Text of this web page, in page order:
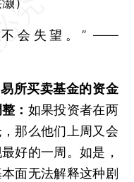
会失望。” ——
所买卖基金的资金
： 如果投资者在两
那么他们上周又会
好的一周。如是，
面无法解释这种剧